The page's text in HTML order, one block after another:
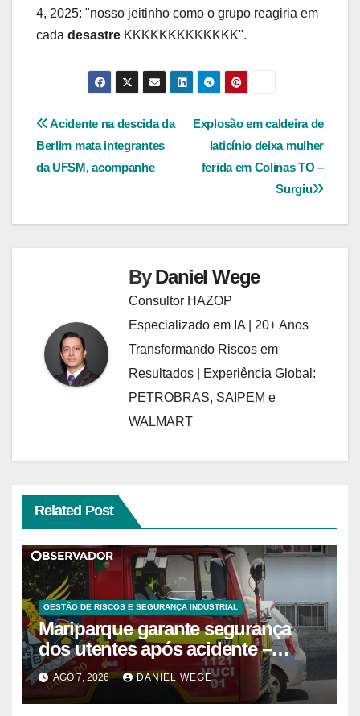
4, 2025: "nosso jeitinho como o grupo reagiria em
cada desastre KKKKKKKKKKKKK".
Navegação
de
Explosão em caldeira de
laticínio deixa mulher
ferida em Colinas TO –
Surgiu
Acidente na descida da
Berlim mata integrantes
da UFSM, acompanhe
ByDaniel Wege
Consultor HAZOP
Especializado em IA | 20+ Anos
Transformando Riscos em
Resultados | Experiência Global:
PETROBRAS, SAIPEM e
WALMART
Related Post
GESTÃO DE RISCOS E SEGURANÇA INDUSTRIAL
Mariparque garante segurança
dos utentes após acidente –
Observador
AGO 7, 2026 DANIEL WEGE